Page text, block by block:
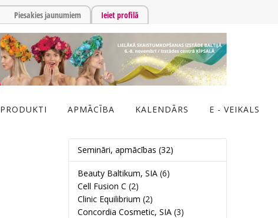
Piesakies jaunumiem Ieiet profilā
PRODUKTI APMĀCĪBA KALENDĀRS E - VEIKALS
Semināri, apmācības (32)
Beauty Baltikum, SIA (6)
Cell Fusion C (2)
Clinic Equilibrium (2)
Concordia Cosmetic, SIA (3)